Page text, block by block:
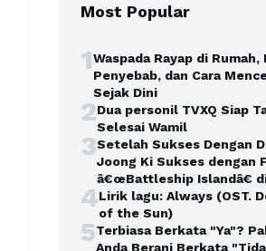
Most Popular
1Waspada Rayap di Rumah,
Penyebab, dan Cara
Sejak Dini
2Dua personil TVXQ Siap
Selesai Wamil
3Setelah Sukses Dengan
Joong Ki Sukses dengan
â€œBattleship Islandâ€
4Lirik lagu: Always (OST.
of the Sun)
5Terbiasa Berkata "Ya"?
Anda Berani Berkata